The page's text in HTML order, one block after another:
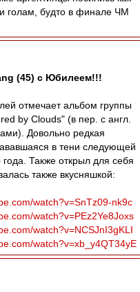
голам, будто в финале ЧМ
(45) с Юбилеем!!!
отмечает альбом группы
by Clouds" (в пер. с англ.
Довольно редкая
в тени следующей
Также открыл для себя
также вкусняшкой:
watch?v=SnTz09-nk9c
watch?v=PEz2Ye8Joxs
watch?v=NCSJnI3gKLI
watch?v=xb_y4QT34yE